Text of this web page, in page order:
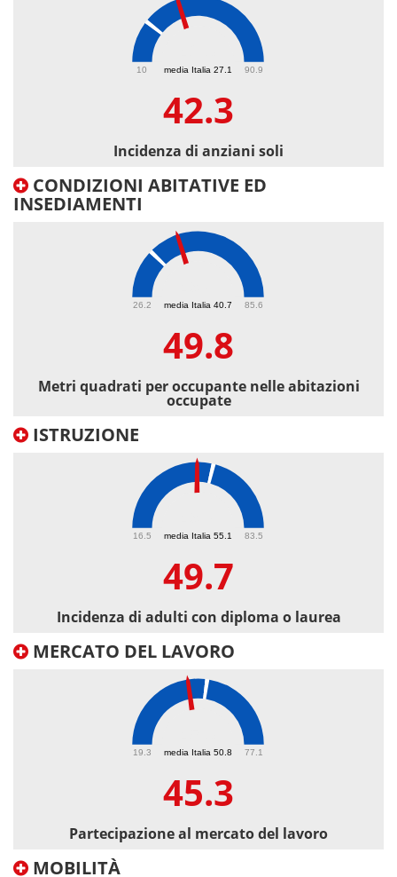
media Italia 27.1
10 90.9
42.3
Incidenza di anziani soli
CONDIZIONI ABITATIVE ED
INSEDIAMENTI
media Italia 40.7
26.2 85.6
49.8
Metri quadrati per occupante nelle abitazioni
occupate
ISTRUZIONE
media Italia 55.1
16.5 83.5
49.7
Incidenza di adulti con diploma o laurea
MERCATO DEL LAVORO
media Italia 50.8
19.3 77.1
45.3
Partecipazione al mercato del lavoro
MOBILITÀ